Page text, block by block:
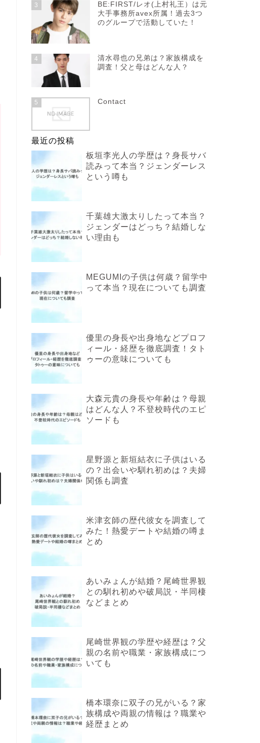
3
BE:FIRST/レオ(上村礼王）は元
大手事務所avex所属！過去3つ
のグループで活動していた！
4
清水尋也の兄弟は？家族構成を
調査！父と母はどんな人？
5 Contact
最近の投稿
板垣李光人の学歴は？身長サバ
読みって本当？ジェンダーレス
という噂も
千葉雄大激太りしたって本当？
ジェンダーはどっち？結婚しな
い理由も
MEGUMIの子供は何歳？留学中
って本当？現在についても調査
優里の身長や出身地などプロフ
ィール・経歴を徹底調査！タト
ゥーの意味についても
大森元貴の身長や年齢は？母親
はどんな人？不登校時代のエピ
ソードも
星野源と新垣結衣に子供はいる
の？出会いや馴れ初めは？夫婦
関係も調査
米津玄師の歴代彼女を調査して
みた！熱愛デートや結婚の噂ま
とめ
あいみょんが結婚？尾崎世界観
との馴れ初めや破局説・半同棲
などまとめ
尾崎世界観の学歴や経歴は？父
親の名前や職業・家族構成につ
いても
橋本環奈に双子の兄がいる？家
族構成や両親の情報は？職業や
経歴まとめ